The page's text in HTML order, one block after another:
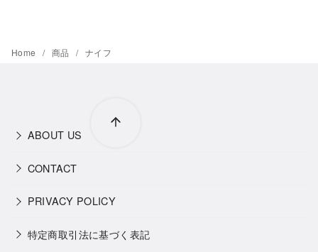
Home 商品 ナイフ
ABOUT US
CONTACT
PRIVACY POLICY
特定商取引法に基づく表記